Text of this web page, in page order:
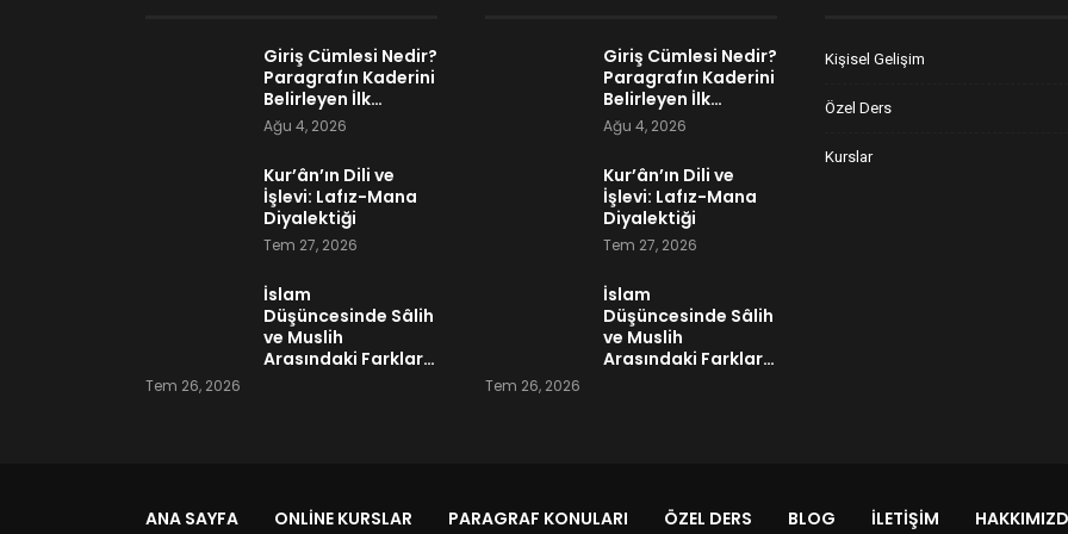
Giriş Cümlesi Nedir?
Paragrafın Kaderini
Belirleyen İlk…
Ağu 4, 2026
Kur’ân’ın Dili ve
İşlevi: Lafız-Mana
Diyalektiği
Tem 27, 2026
İslam
Düşüncesinde Sâlih
ve Muslih
Arasındaki Farklar…
Tem 26, 2026
Giriş Cümlesi Nedir?
Paragrafın Kaderini
Belirleyen İlk…
Ağu 4, 2026
Kur’ân’ın Dili ve
İşlevi: Lafız-Mana
Diyalektiği
Tem 27, 2026
İslam
Düşüncesinde Sâlih
ve Muslih
Arasındaki Farklar…
Tem 26, 2026
Kişisel Gelişim
Özel Ders
Kurslar
ANA SAYFA ONLINE KURSLAR PARAGRAF KONULARI ÖZEL DERS BLOG İLETIŞIM